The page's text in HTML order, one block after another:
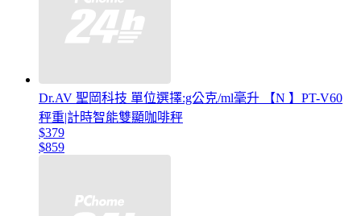
Dr.AV 聖岡科技 單位選擇:g公克/ml毫升 【N 】PT-V60
秤重|計時智能雙顯咖啡秤
$379
$859